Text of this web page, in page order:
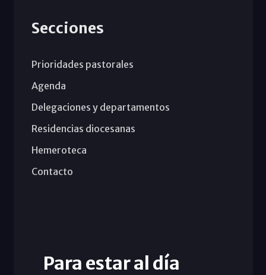
Secciones
Prioridades pastorales
Agenda
Delegaciones y departamentos
Residencias diocesanas
Hemeroteca
Contacto
Para estar al día